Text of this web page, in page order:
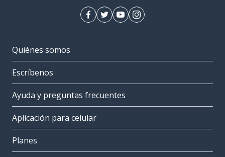
Quiénes somos
Escríbenos
Ayuda y preguntas frecuentes
Aplicación para celular
Planes